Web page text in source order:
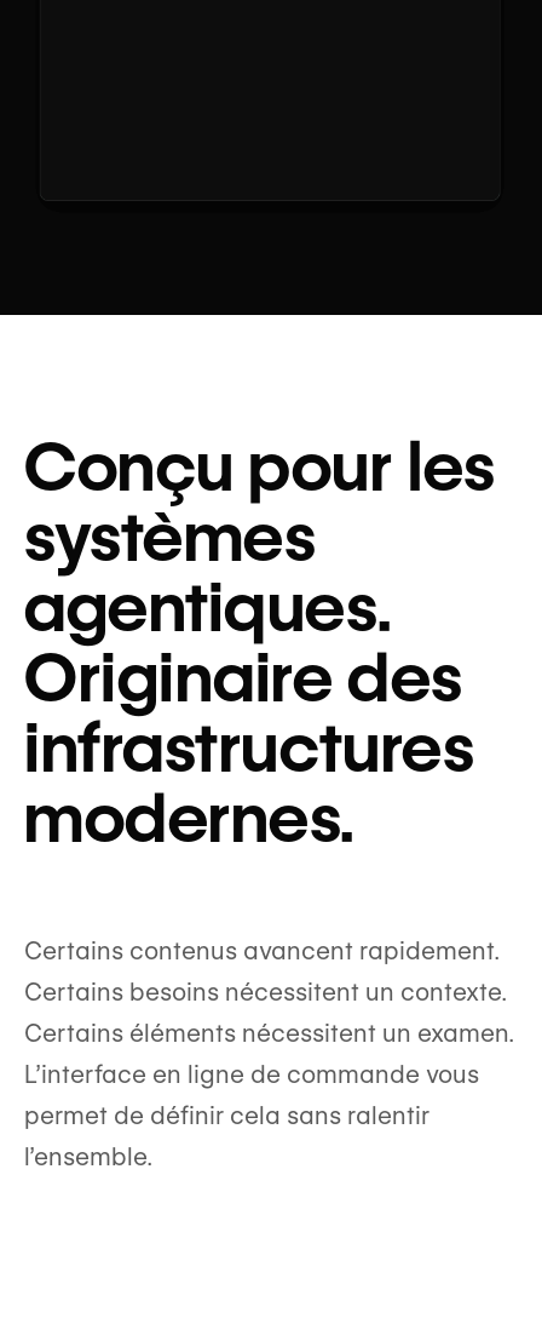
Conçu pour les
systèmes
agentiques.
Originaire des
infrastructures
modernes.
Certains contenus avancent rapidement.
Certains besoins nécessitent un contexte.
Certains éléments nécessitent un examen.
L’interface en ligne de commande vous
permet de définir cela sans ralentir
l’ensemble.